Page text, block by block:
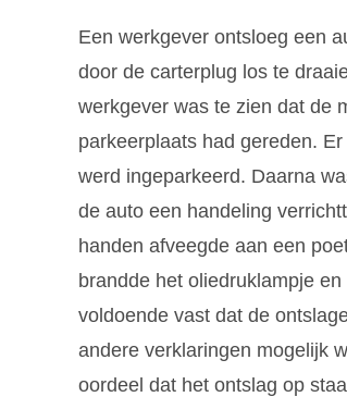
Een werkgever ontsloeg een
door de carterplug los te
werkgever was te zien dat de
parkeerplaats had gereden.
werd ingeparkeerd. Daarna
de auto een handeling
handen afveegde aan een
brandde het oliedruklampje
voldoende vast dat de
andere verklaringen mogelijk
oordeel dat het ontslag op